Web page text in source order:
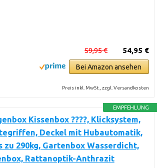
54,95 €
59,95 €
Bei Amazon ansehen
Preis inkl. MwSt., zzgl. Versandkosten
EMPFEHLUNG
Kissenbox ????, Klicksystem,
Deckel mit Hubautomatik,
zu 290kg, Gartenbox Wasserdicht,
Rattanoptik-Anthrazit